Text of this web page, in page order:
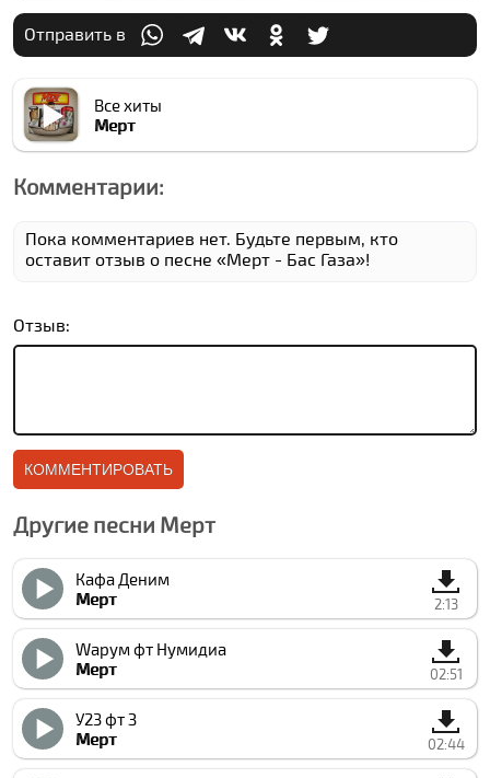
Отправить в
Все хиты
Мерт
Комментарии:
Пока комментариев нет. Будьте первым, кто
оставит отзыв о песне «Мерт - Бас Газа»!
Отзыв:
Другие песни Мерт
Кафа Деним
Мерт
2:13
Wарум фт Нумидиа
Мерт
02:51
У23 фт З
Мерт
02:44